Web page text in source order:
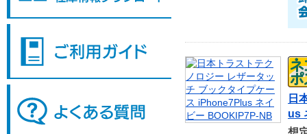
日
us